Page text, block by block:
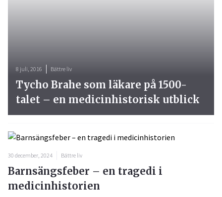
30 december, 2024 Bättre liv
Barnsängsfeber – en tragedi i
medicinhistorien
8 juli, 2016 Bättre liv
Tycho Brahe som läkare på 1500-
talet – en medicinhistorisk utblick